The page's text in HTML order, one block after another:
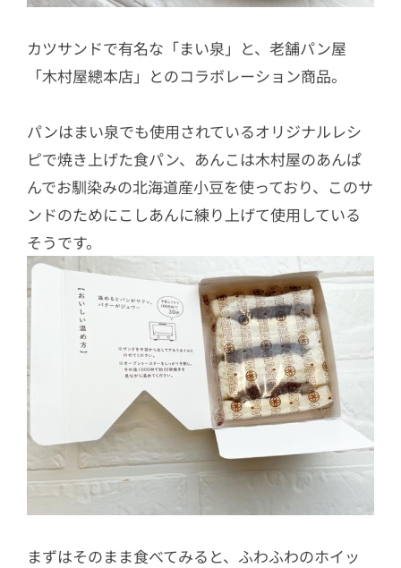
カツサンドで有名な「まい泉」と、老舗パン屋
「木村屋總本店」とのコラボレーション商品。
パンはまい泉でも使用されているオリジナルレシ
ピで焼き上げた食パン、あんこは木村屋のあんぱ
んでお馴染みの北海道産小豆を使っており、このサ
ンドのためにこしあんに練り上げて使用している
そうです。
まずはそのまま食べてみると、ふわふわのホイッ